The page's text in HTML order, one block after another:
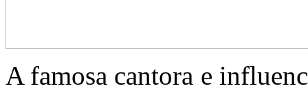
A famosa cantora e